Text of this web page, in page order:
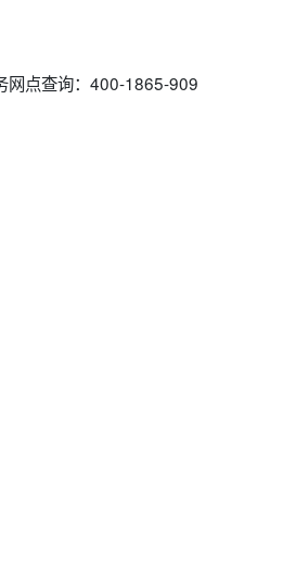
网点查询：400-1865-909